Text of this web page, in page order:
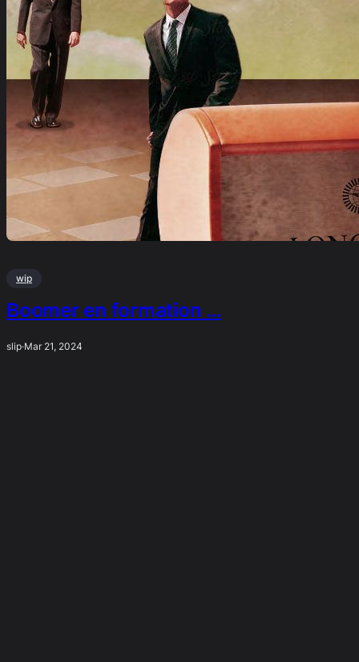
wip
Boomer en formation …
slip·Mar 21, 2024